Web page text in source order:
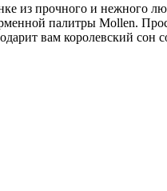
из прочного и нежного
палитры Mollen.
вам королевский сон